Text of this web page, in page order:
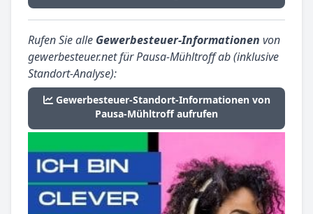
Rufen Sie alle Gewerbesteuer-Informationen von
gewerbesteuer.net für Pausa-Mühltroff ab (inklusive
Standort-Analyse):
Gewerbesteuer-Standort-Informationen von
Pausa-Mühltroff aufrufen